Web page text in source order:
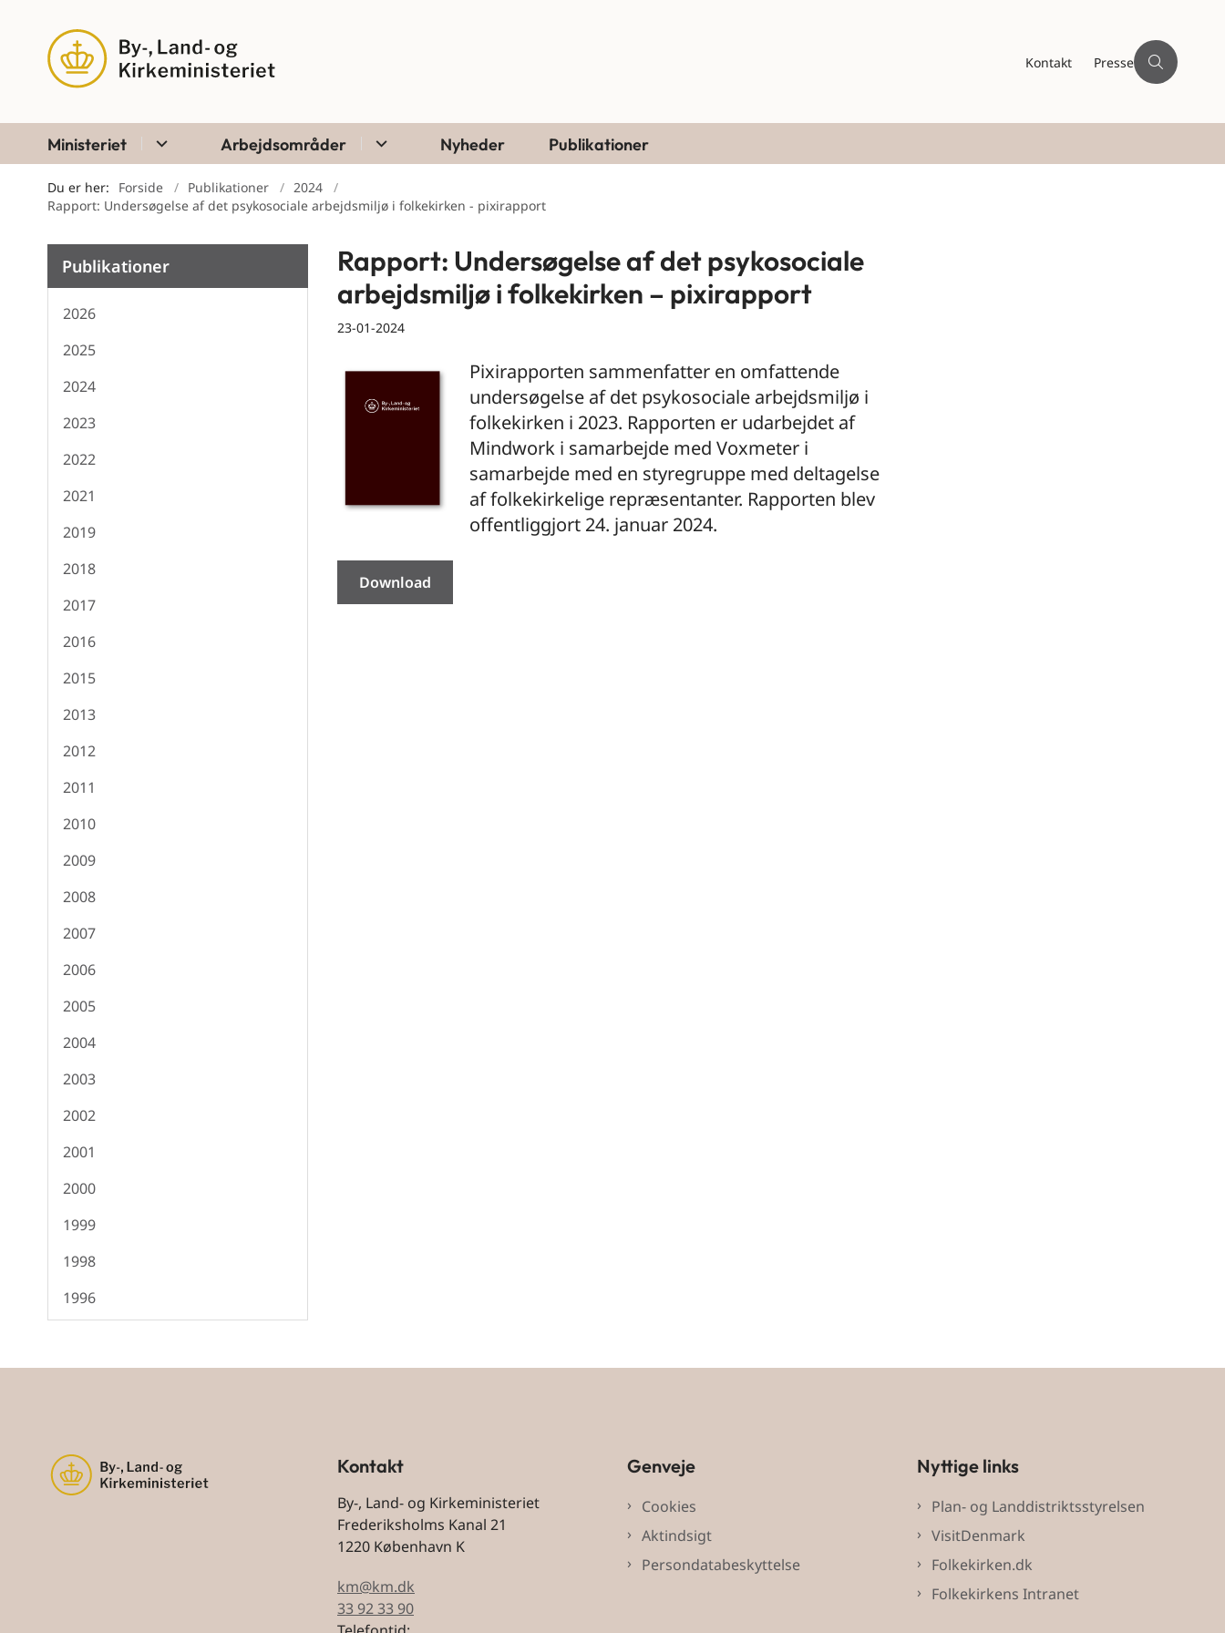
Kontakt Presse
Ministeriet Arbejdsområder Nyheder Publikationer
Du er her: Forside Publikationer
2024
Rapport: Undersøgelse af det psykosociale arbejdsmiljø i folkekirken - pixirapport
Publikationer
2026
2025
2024
2023
2022
2021
2019
2018
2017
2016
2015
2013
2012
2011
2010
2009
2008
2007
2006
2005
2004
2003
2002
2001
2000
1999
1998
1996
Rapport: Undersøgelse af det psykosociale
arbejdsmiljø i folkekirken – pixirapport
23-01-2024
Pixirapporten sammenfatter en omfattende
undersøgelse af det psykosociale arbejdsmiljø i
folkekirken i 2023. Rapporten er udarbejdet af
Mindwork i samarbejde med Voxmeter i
samarbejde med en styregruppe med deltagelse
af folkekirkelige repræsentanter. Rapporten blev
offentliggjort 24. januar 2024.
Download
Kontakt
By-, Land- og Kirkeministeriet
Frederiksholms Kanal 21
1220 København K
km@km.dk
33 92 33 90
Genveje
Cookies
Aktindsigt
Persondatabeskyttelse
Nyttige links
Plan- og Landdistriktsstyrelsen
VisitDenmark
Folkekirken.dk
Folkekirkens Intranet